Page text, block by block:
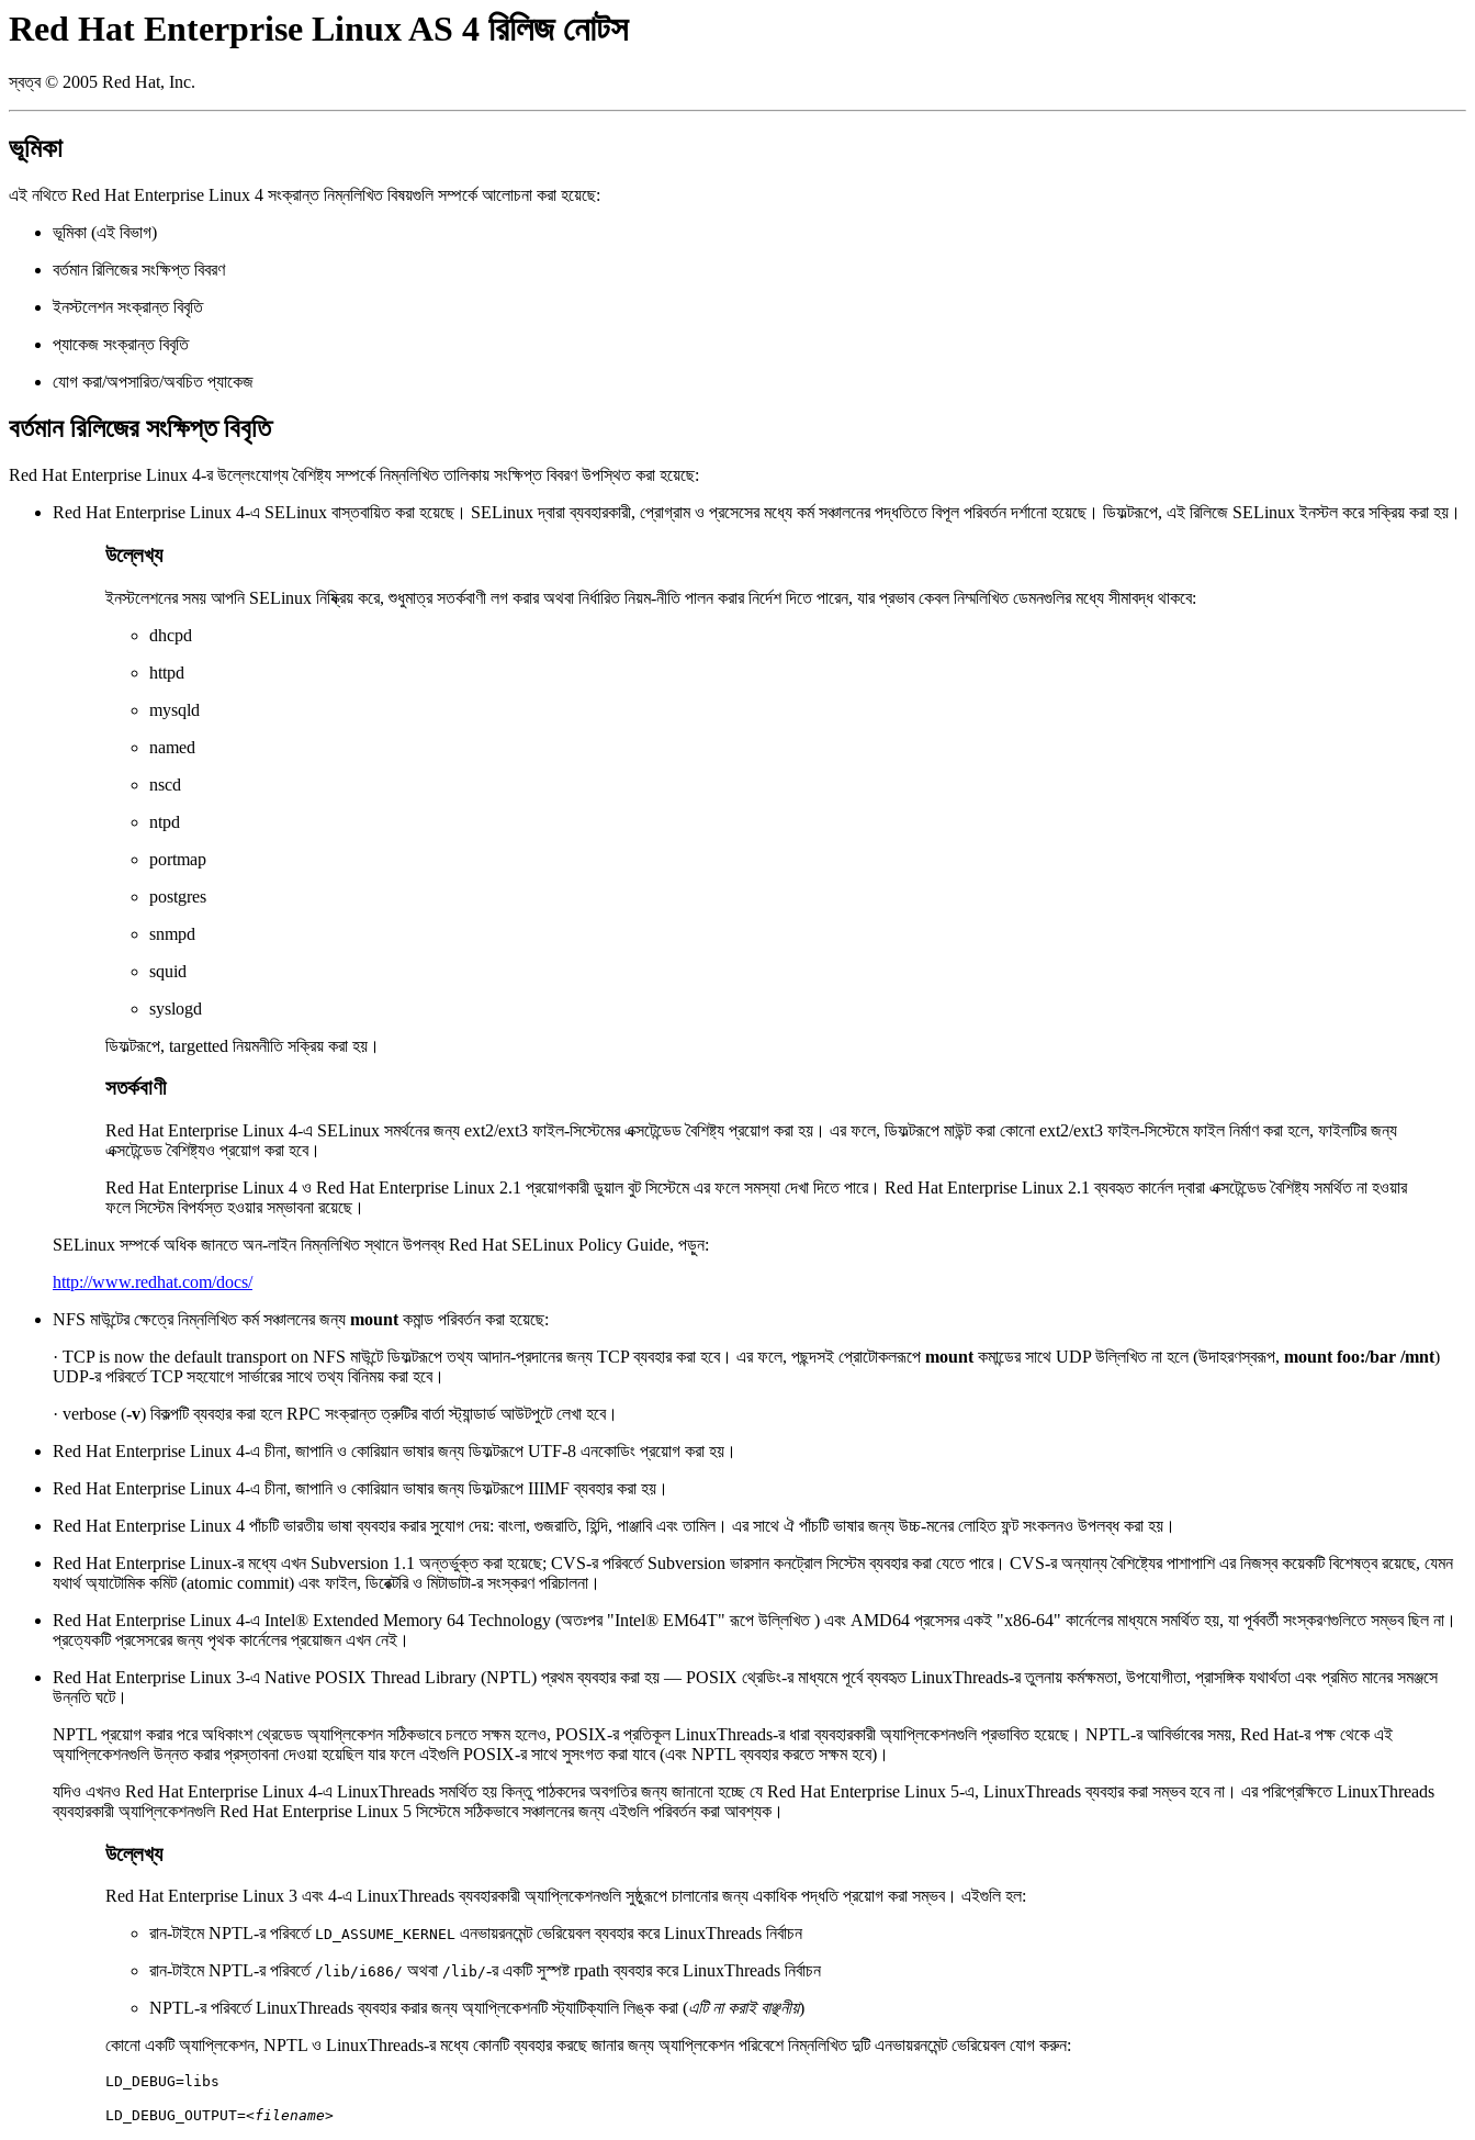
Red Hat Enterprise Linux AS 4 রিলিজ নোটস
স্বত্ব © 2005 Red Hat, Inc.
ভূমিকা
এই নথিতে Red Hat Enterprise Linux 4 সংক্রান্ত নিম্নলিখিত বিষয়গুলি সম্পর্কে আলোচনা করা হয়েছে:
ভূমিকা (এই বিভাগ)
বর্তমান রিলিজের সংক্ষিপ্ত বিবরণ
ইনস্টলেশন সংক্রান্ত বিবৃতি
প্যাকেজ সংক্রান্ত বিবৃতি
যোগ করা/অপসারিত/অবচিত প্যাকেজ
বর্তমান রিলিজের সংক্ষিপ্ত বিবৃতি
Red Hat Enterprise Linux 4-র উল্লেংযোগ্য বৈশিষ্ট্য সম্পর্কে নিম্নলিখিত তালিকায় সংক্ষিপ্ত বিবরণ উপস্থিত করা হয়েছে:
Red Hat Enterprise Linux 4-এ SELinux বাস্তবায়িত করা হয়েছে। SELinux দ্বারা ব্যবহারকারী, প্রোগ্রাম ও প্রসেসের মধ্যে কর্ম সঞ্চালনের পদ্ধতিতে বিপূল পরিবর্তন দর্শানো হয়েছে। ডিফল্টরূপে, এই রিলিজে SELinux ইনস্টল করে সক্রিয় করা হয়।
উল্লেখ্য
ইনস্টলেশনের সময় আপনি SELinux নিষ্ক্রিয় করে, শুধুমাত্র সতর্কবাণী লগ করার অথবা নির্ধারিত নিয়ম-নীতি পালন করার নির্দেশ দিতে পারেন, যার প্রভাব কেবল নিম্মলিখিত ডেমনগুলির মধ্যে সীমাবদ্ধ থাকবে:
dhcpd
httpd
mysqld
named
nscd
ntpd
portmap
postgres
snmpd
squid
syslogd
ডিফল্টরূপে, targetted নিয়মনীতি সক্রিয় করা হয়।
সতর্কবাণী
Red Hat Enterprise Linux 4-এ SELinux সমর্থনের জন্য ext2/ext3 ফাইল-সিস্টেমের এক্সটেন্ডেড বৈশিষ্ট্য প্রয়োগ করা হয়। এর ফলে, ডিফল্টরূপে মাউন্ট করা কোনো ext2/ext3 ফাইল-সিস্টেমে ফাইল নির্মাণ করা হলে, ফাইলটির জন্য
এক্সটেন্ডেড বৈশিষ্ট্যও প্রয়োগ করা হবে।
Red Hat Enterprise Linux 4 ও Red Hat Enterprise Linux 2.1 প্রয়োগকারী ডুয়াল বুট সিস্টেমে এর ফলে সমস্যা দেখা দিতে পারে। Red Hat Enterprise Linux 2.1 ব্যবহৃত কার্নেল দ্বারা এক্সটেন্ডেড বৈশিষ্ট্য সমর্থিত না হওয়ার
ফলে সিস্টেম বিপর্যস্ত হওয়ার সম্ভাবনা রয়েছে।
SELinux সম্পর্কে অধিক জানতে অন-লাইন নিম্নলিখিত স্থানে উপলব্ধ Red Hat SELinux Policy Guide, পড়ুন:
http://www.redhat.com/docs/
NFS মাউন্টের ক্ষেত্রে নিম্নলিখিত কর্ম সঞ্চালনের জন্য mount কমান্ড পরিবর্তন করা হয়েছে:
· TCP is now the default transport on NFS মাউন্টে ডিফল্টরূপে তথ্য আদান-প্রদানের জন্য TCP ব্যবহার করা হবে। এর ফলে, পছন্দসই প্রোটোকলরূপে mount কমান্ডের সাথে UDP উল্লিখিত না হলে (উদাহরণস্বরূপ, mount foo:/bar /mnt)
UDP-র পরিবর্তে TCP সহযোগে সার্ভারের সাথে তথ্য বিনিময় করা হবে।
· verbose (-v) বিকল্পটি ব্যবহার করা হলে RPC সংক্রান্ত ত্রুটির বার্তা স্ট্যান্ডার্ড আউটপুটে লেখা হবে।
Red Hat Enterprise Linux 4-এ চীনা, জাপানি ও কোরিয়ান ভাষার জন্য ডিফল্টরূপে UTF-8 এনকোডিং প্রয়োগ করা হয়।
Red Hat Enterprise Linux 4-এ চীনা, জাপানি ও কোরিয়ান ভাষার জন্য ডিফল্টরূপে IIIMF ব্যবহার করা হয়।
Red Hat Enterprise Linux 4 পাঁচটি ভারতীয় ভাষা ব্যবহার করার সুযোগ দেয়: বাংলা, গুজরাতি, হিন্দি, পাঞ্জাবি এবং তামিল। এর সাথে ঐ পাঁচটি ভাষার জন্য উচ্চ-মনের লোহিত ফন্ট সংকলনও উপলব্ধ করা হয়।
Red Hat Enterprise Linux-র মধ্যে এখন Subversion 1.1 অন্তর্ভুক্ত করা হয়েছে; CVS-র পরিবর্তে Subversion ভারসান কনট্রোল সিস্টেম ব্যবহার করা যেতে পারে। CVS-র অন্যান্য বৈশিষ্ট্যের পাশাপাশি এর নিজস্ব কয়েকটি বিশেষত্ব রয়েছে, যেমন
যথার্থ অ্যাটোমিক কমিট (atomic commit) এবং ফাইল, ডিরেক্টরি ও মিটাডাটা-র সংস্করণ পরিচালনা।
Red Hat Enterprise Linux 4-এ Intel® Extended Memory 64 Technology (অতঃপর "Intel® EM64T" রূপে উল্লিখিত ) এবং AMD64 প্রসেসর একই "x86-64" কার্নেলের মাধ্যমে সমর্থিত হয়, যা পূর্ববর্তী সংস্করণগুলিতে সম্ভব ছিল না।
প্রত্যেকটি প্রসেসরের জন্য পৃথক কার্নেলের প্রয়োজন এখন নেই।
Red Hat Enterprise Linux 3-এ Native POSIX Thread Library (NPTL) প্রথম ব্যবহার করা হয় — POSIX থ্রেডিং-র মাধ্যমে পূর্বে ব্যবহৃত LinuxThreads-র তুলনায় কর্মক্ষমতা, উপযোগীতা, প্রাসঙ্গিক যথার্থতা এবং প্রমিত মানের সমঞ্জসে
উন্নতি ঘটে।
NPTL প্রয়োগ করার পরে অধিকাংশ থ্রেডেড অ্যাপ্লিকেশন সঠিকভাবে চলতে সক্ষম হলেও, POSIX-র প্রতিকূল LinuxThreads-র ধারা ব্যবহারকারী অ্যাপ্লিকেশনগুলি প্রভাবিত হয়েছে। NPTL-র আবির্ভাবের সময়, Red Hat-র পক্ষ থেকে এই
অ্যাপ্লিকেশনগুলি উন্নত করার প্রস্তাবনা দেওয়া হয়েছিল যার ফলে এইগুলি POSIX-র সাথে সুসংগত করা যাবে (এবং NPTL ব্যবহার করতে সক্ষম হবে)।
যদিও এখনও Red Hat Enterprise Linux 4-এ LinuxThreads সমর্থিত হয় কিন্তু পাঠকদের অবগতির জন্য জানানো হচ্ছে যে Red Hat Enterprise Linux 5-এ, LinuxThreads ব্যবহার করা সম্ভব হবে না। এর পরিপ্রেক্ষিতে LinuxThreads
ব্যবহারকারী অ্যাপ্লিকেশনগুলি Red Hat Enterprise Linux 5 সিস্টেমে সঠিকভাবে সঞ্চালনের জন্য এইগুলি পরিবর্তন করা আবশ্যক।
উল্লেখ্য
Red Hat Enterprise Linux 3 এবং 4-এ LinuxThreads ব্যবহারকারী অ্যাপ্লিকেশনগুলি সুষ্ঠুরূপে চালানোর জন্য একাধিক পদ্ধতি প্রয়োগ করা সম্ভব। এইগুলি হল:
রান-টাইমে NPTL-র পরিবর্তে LD_ASSUME_KERNEL এনভায়রনমেন্ট ভেরিয়েবল ব্যবহার করে LinuxThreads নির্বাচন
রান-টাইমে NPTL-র পরিবর্তে /lib/i686/ অথবা /lib/-র একটি সুস্পষ্ট rpath ব্যবহার করে LinuxThreads নির্বাচন
NPTL-র পরিবর্তে LinuxThreads ব্যবহার করার জন্য অ্যাপ্লিকেশনটি স্ট্যাটিক্যালি লিঙ্ক করা (এটি না করাই বাঞ্ছনীয়)
কোনো একটি অ্যাপ্লিকেশন, NPTL ও LinuxThreads-র মধ্যে কোনটি ব্যবহার করছে জানার জন্য অ্যাপ্লিকেশন পরিবেশে নিম্নলিখিত দুটি এনভায়রনমেন্ট ভেরিয়েবল যোগ করুন:
LD_DEBUG=libs
LD_DEBUG_OUTPUT=<filename>